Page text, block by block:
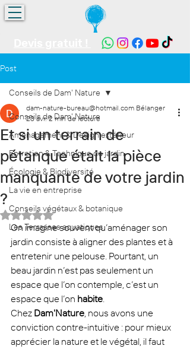
Post
Conseils de Dam' Nature
Aménagement & Design extérieur
Entretien & Technique du jardin
Écologie & Biodiversité
La vie en entreprise
Conseils végétaux & botanique
Les Terrasses aquatiques
Conseils de Dam' Nature
Et si un terrain de
pétanque était la pièce
manquante de votre jardin
?
dam-nature-bureau@hotmail.com Bélanger
23 avr. 2 min de lecture
Noté NaN étoiles sur 5.
On imagine souvent qu’aménager son
jardin consiste à aligner des plantes et à
entretenir une pelouse. Pourtant, un
beau jardin n’est pas seulement un
espace que l’on contemple, c’est un
espace que l’on habite.
Chez Dam'Nature, nous avons une
conviction contre-intuitive : pour mieux
apprécier la nature et le végétal, il faut